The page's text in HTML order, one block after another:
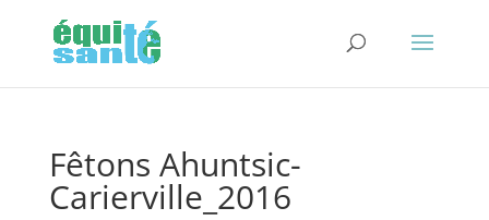
Fêtons Ahuntsic-
Carierville_2016